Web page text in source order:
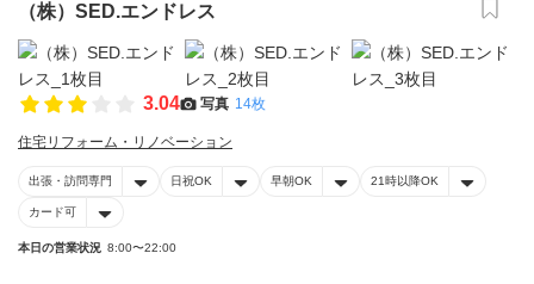
（株）SED.エンドレス
3.04 写真 14枚
住宅リフォーム・リノベーション
出張・訪問専門 日祝OK 早朝OK 21時以降OK
カード可
本日の営業状況 8:00〜22:00